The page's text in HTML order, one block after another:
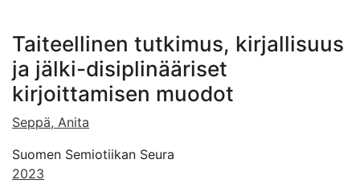
Taiteellinen tutkimus, kirjallisuus
ja jälki-disiplinääriset
kirjoittamisen muodot
Seppä, Anita
Suomen Semiotiikan Seura
2023